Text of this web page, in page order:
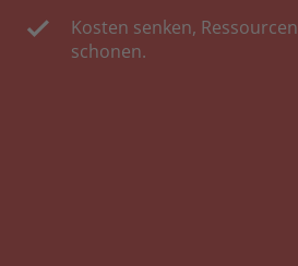
Kosten senken, Ressourcen
schonen.